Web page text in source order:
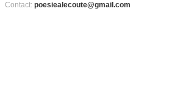
Contact: poesiealecoute@gmail.com